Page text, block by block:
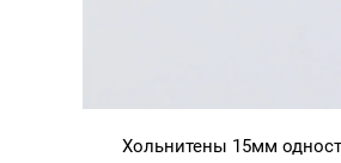
Хольнитены 15мм